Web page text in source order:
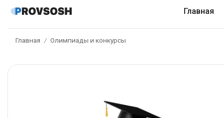
Главная
Главная / Олимпиады и конкурсы